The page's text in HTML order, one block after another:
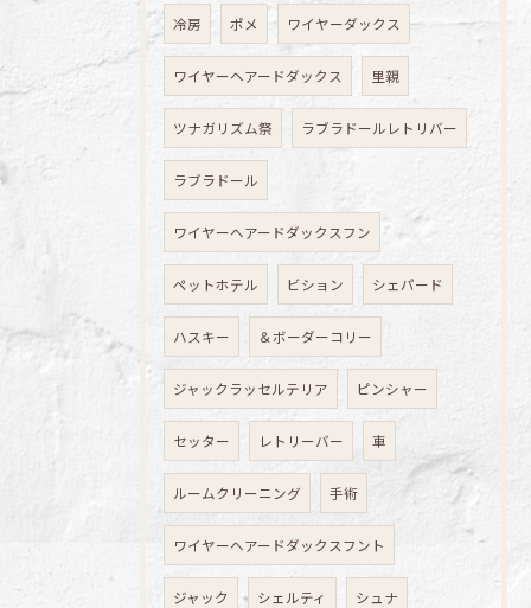
冷房 ポメ ワイヤーダックス
ワイヤーヘアードダックス 里親
ツナガリズム祭 ラブラドールレトリバー
ラブラドール
ワイヤーヘアードダックスフン
ペットホテル ビション シェパード
ハスキー ＆ボーダーコリー
ジャックラッセルテリア ピンシャー
セッター レトリーバー 車
ルームクリーニング 手術
ワイヤーヘアードダックスフント
ジャック シェルティ シュナ